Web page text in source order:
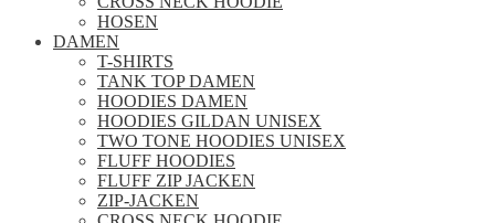
HOSEN
DAMEN
T-SHIRTS
TANK TOP DAMEN
HOODIES DAMEN
HOODIES GILDAN UNISEX
TWO TONE HOODIES UNISEX
FLUFF HOODIES
FLUFF ZIP JACKEN
ZIP-JACKEN